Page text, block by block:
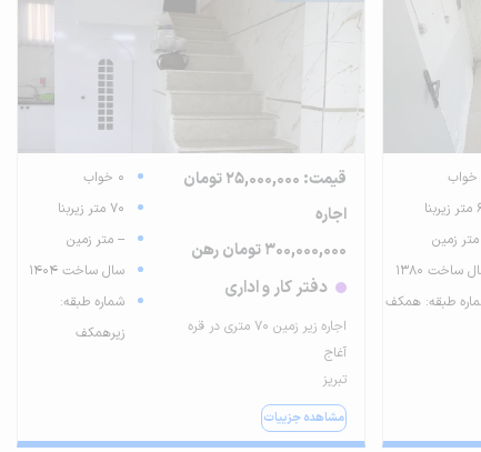
زمین
ساخت 1380
طبقه: همکف
قیمت: 25,000,000 تومان
اجاره
300,000,000 تومان رهن
دفتر کار و اداری
اجاره زیر زمین ۷۰ متری در قره
آغاج
تبریز
مشاهده جزییات
0 خواب
70 متر زیربنا
-- متر زمین
سال ساخت 1404
شماره طبقه:
زیرهمکف